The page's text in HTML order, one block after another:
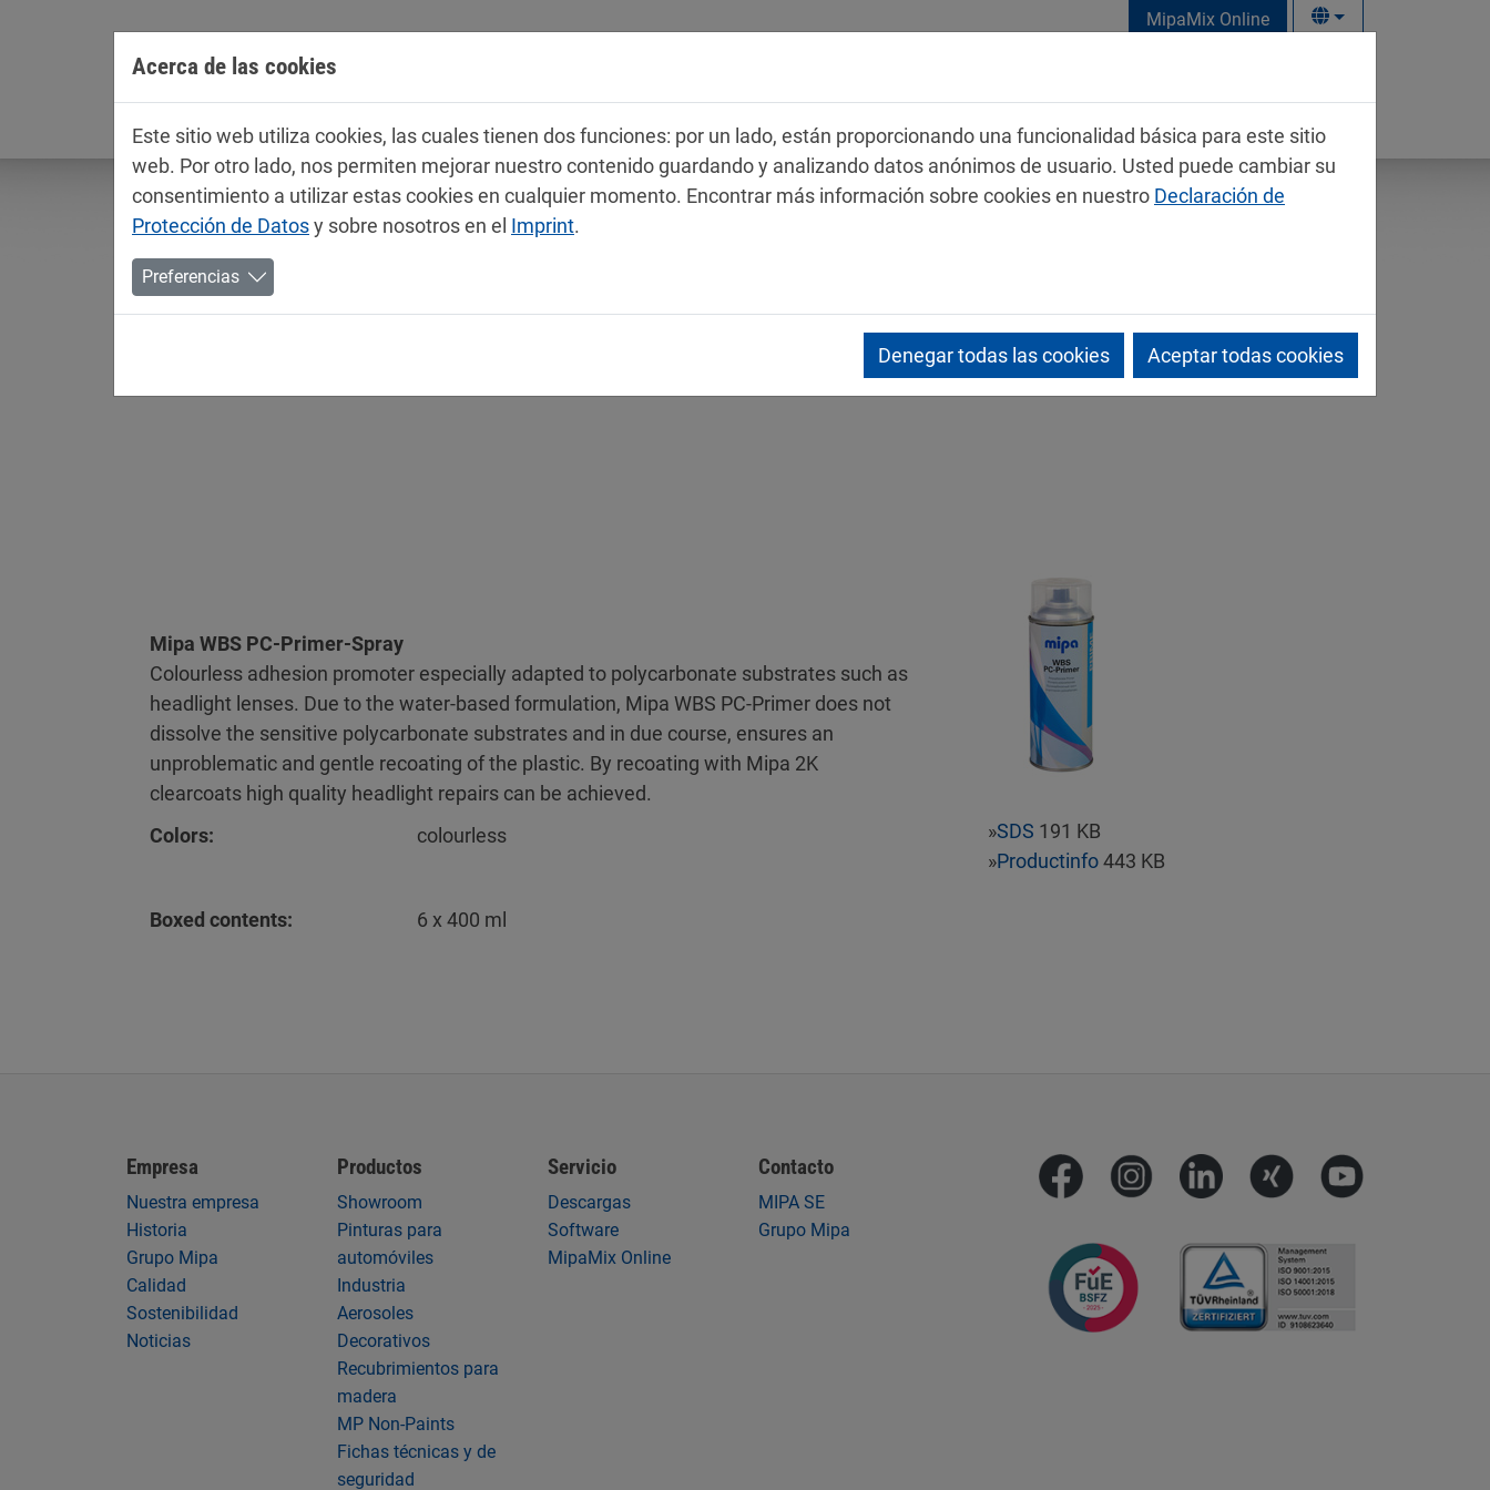
MipaMix Online
Empresa Productos Servicio Contacto
Mipa WBS PC-Primer-Spray
Colourless adhesion promoter especially adapted to polycarbonate substrates such as
headlight lenses. Due to the water-based formulation, Mipa WBS PC-Primer does not
dissolve the sensitive polycarbonate substrates and in due course, ensures an
unproblematic and gentle recoating of the plastic. By recoating with Mipa 2K
clearcoats high quality headlight repairs can be achieved.
Colors:
colourless
Boxed contents: 6 x 400 ml
»SDS 191 KB
»Productinfo443 KB
Empresa
Nuestra empresa
Historia
Grupo Mipa
Calidad
Sostenibilidad
Noticias
Productos
Showroom
Pinturas para
automóviles
Industria
Aerosoles
Decorativos
Recubrimientos para
madera
MP Non-Paints
Fichas técnicas y de
seguridad
Servicio
Descargas
Software
MipaMix Online
Contacto
MIPA SE
Grupo Mipa
Acerca de las cookies
Este sitio web utiliza cookies, las cuales tienen dos funciones: por un lado, están proporcionando una funcionalidad básica para este sitio
web. Por otro lado, nos permiten mejorar nuestro contenido guardando y analizando datos anónimos de usuario. Usted puede cambiar su
consentimiento a utilizar estas cookies en cualquier momento. Encontrar más información sobre cookies en nuestro Declaración de
Protección de Datosy sobre nosotros en el Imprint.
Preferencias
Denegar todas las cookies Aceptar todas cookies